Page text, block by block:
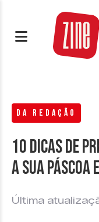
DA REDAÇÃO
10 dicas de
a sua Páscoa
Última